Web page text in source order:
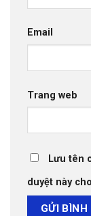
Email
Trang web
Lưu tên
duyệt này